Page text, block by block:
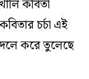
কবিতা
চর্চা এই
করে তুলেছে